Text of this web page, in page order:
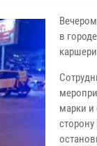
в
марки